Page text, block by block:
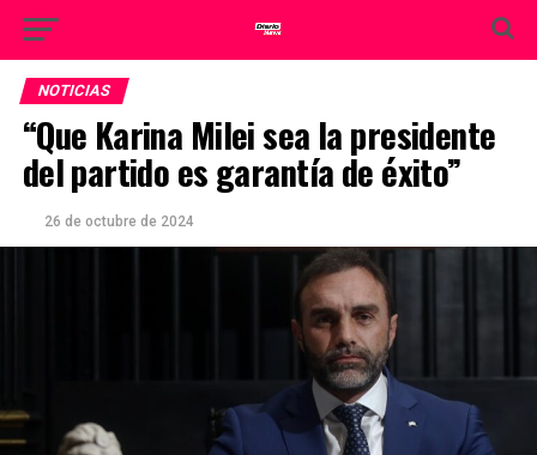
NOTICIAS
“Que Karina Milei sea la presidente
del partido es garantía de éxito”
26 de octubre de 2024